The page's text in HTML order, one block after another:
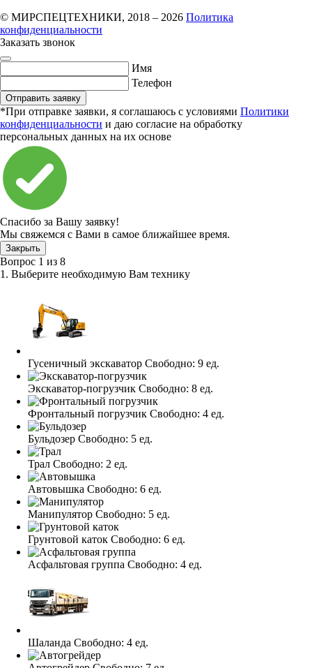
© МИРСПЕЦТЕХНИКИ, 2018 – 2026 Политика
конфиденциальности
Заказать звонок
Имя
Телефон
Отправить заявку
*При отправке заявки, я соглашаюсь с условиями Политики
конфиденциальности и даю согласие на обработку
персональных данных на их основе
Спасибо за Вашу заявку!
Мы свяжемся с Вами в самое ближайшее время.
Закрыть
Вопрос 1 из 8
1. Выберите необходимую Вам технику
Гусеничный экскаватор Свободно: 9 ед.
Экскаватор-погрузчик Свободно: 8 ед.
Фронтальный погрузчик Свободно: 4 ед.
Бульдозер Свободно: 5 ед.
Трал Свободно: 2 ед.
Автовышка Свободно: 6 ед.
Манипулятор Свободно: 5 ед.
Грунтовой каток Свободно: 6 ед.
Асфальтовая группа Свободно: 4 ед.
Шаланда Свободно: 4 ед.